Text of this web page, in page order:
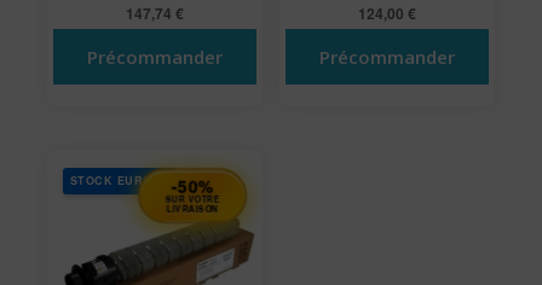
147,74 €
Précommander
124,00€
Précommander
STOCK EUROPE -50%
SUR VOTRE
LIVRAISON